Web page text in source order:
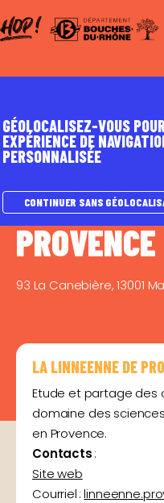
LA
PROVENCE
93 La Canebière, 13001
LA LINNEENNE DE
Etude et partage des
domaine des
en Provence.
Contacts:
Site web
Courriel :
GÉOLOCALISEZ-VOUS
EXPÉRIENCE DE
PERSONNALISÉE
CONTINUER SANS